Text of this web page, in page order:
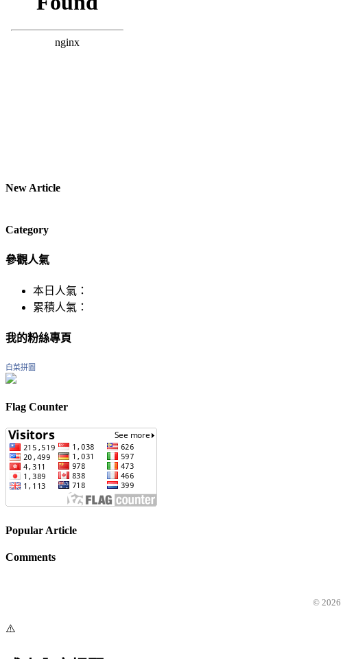
New Article
Category
參觀人氣
本日人氣：
累積人氣：
我的粉絲專頁
白菜拼圖
Flag Counter
Popular Article
Comments
© 2026
⚠️